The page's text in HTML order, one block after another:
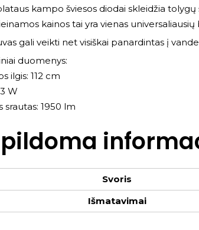
kampo šviesos diodai skleidžia
kainos tai yra vienas
gali veikti net visiškai panardintas į
duomenys:
ilgis: 112 cm
W
srautas: 1950 lm
Svoris
Išmatavimai